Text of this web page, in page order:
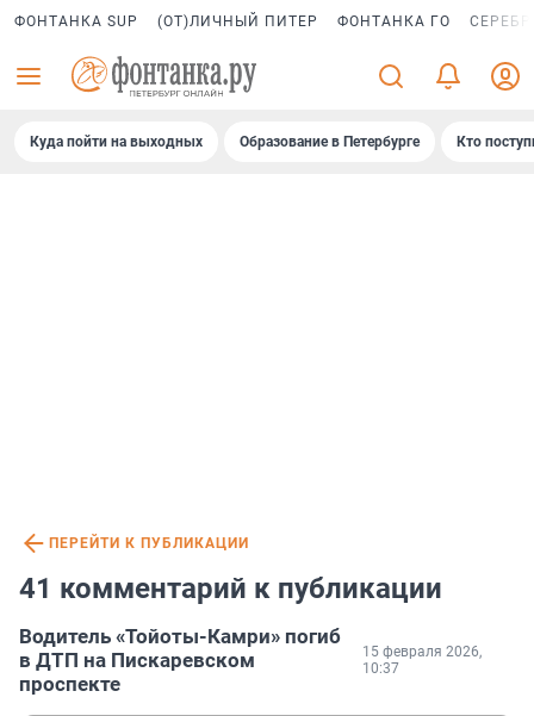
ФОНТАНКА SUP (ОТ)ЛИЧНЫЙ ПИТЕР ФОНТАНКА ГО
Куда пойти на выходных Образование в Петербурге Кто
ПЕРЕЙТИ К ПУБЛИКАЦИИ
41 комментарий к публикации
Водитель «Тойоты-Камри» погиб
в ДТП на Пискаревском
проспекте
15 февраля 2026,
10:37